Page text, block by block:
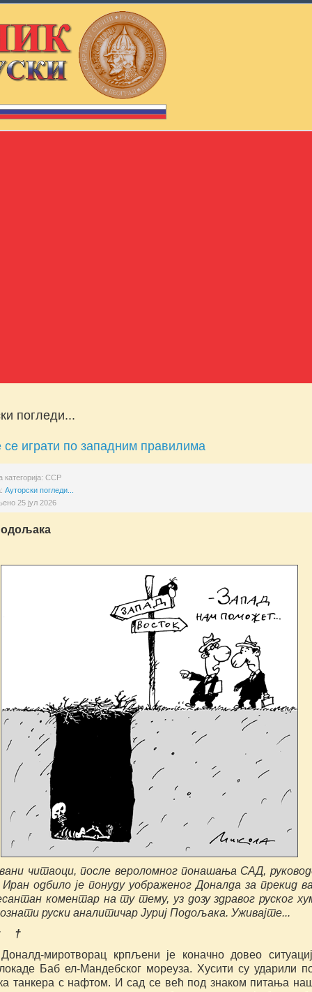
погледи...
играти по западним правилима
категорија:ССР
Ауторски погледи...
25 јул 2026
читаоци, после вероломног понашања САД,
одбило је понуду уображеног Доналда за прекид
коментар на ту тему, уз дозу здравог руског
руски аналитичар Јуриј Подољака. Уживајте...
†
миротворац крпљени је коначно довео
Баб ел-Мандебског мореуза. Хусити су ударили
танкера с нафтом. И сад се већ под знаком питања